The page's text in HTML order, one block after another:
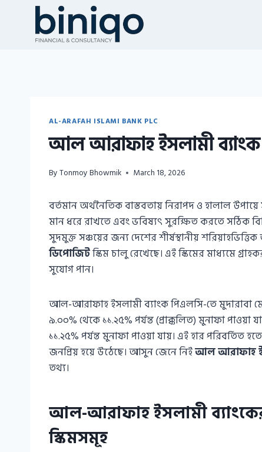
AL-ARAFAH ISLAMI BANK PLC
আল আরাফাহ ইসলামী ব্যাংক
ByTonmoy Bhowmik March 18, 2026
বর্তমান অর্থনৈতিক বাস্তবতায় নিরাপদ ও হালাল
মান ধরে রাখতে এবং ভবিষ্যৎ সুরক্ষিত করতে সঠিক
সুদমুক্ত সঞ্চয়ের জন্য দেশের শীর্ষস্থানীয় শরিয়াহভিত্তিক
ডিপোজিটস্কিম চালু রেখেছে। এই স্কিমের মাধ্যমে
সুযোগ পান।
আল-আরাফাহ ইসলামী ব্যাংক পিএলসি-তে মুদারাবা
৯.০০% থেকে ১১.২৫% পর্যন্ত (প্রাক্কলিত) মুনাফা পাওয়া
১১.২৫% পর্যন্ত মুনাফা পাওয়া যায়। এই হার পরিবর্তিত
জনপ্রিয় হয়ে উঠেছে। আসুন জেনে নিইআল আরাফাহ
তথ্য।
আল-আরাফাহ ইসলামী
স্কিমসমূহ